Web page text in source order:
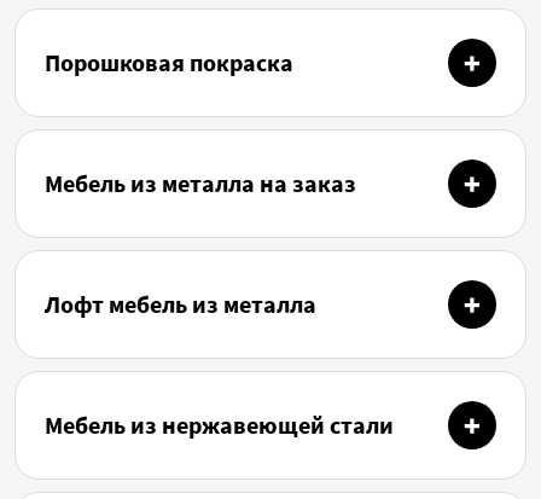
Порошковая покраска
Мебель из металла на заказ
Лофт мебель из металла
Мебель из нержавеющей стали